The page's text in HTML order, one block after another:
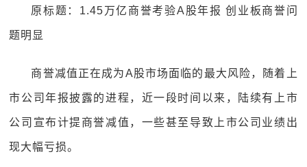
原标题：1.45万亿商誉考验A股年报 创业板商誉问
题明显
商誉减值正在成为A股市场面临的最大风险，随着上
市公司年报披露的进程，近一段时间以来，陆续有上市
公司宣布计提商誉减值，一些甚至导致上市公司业绩出
现大幅亏损。